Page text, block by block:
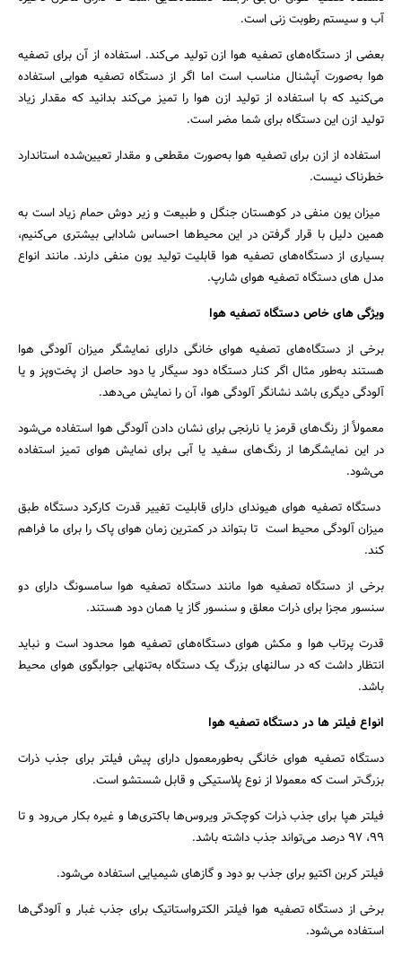
آب و سیستم رطوبت زنی است.
بعضی از دستگاه‌های تصفیه هوا ازن تولید می‌کند. استفاده از آن برای تصفیه
هوا به‌صورت آپشنال مناسب است اما اگر از دستگاه تصفیه هوایی استفاده
می‌کنید که با استفاده از تولید ازن هوا را تمیز می‌کند بدانید که مقدار زیاد
تولید ازن این دستگاه برای شما مضر است.
استفاده از ازن برای تصفیه هوا به‌صورت مقطعی و مقدار تعیین‌شده استاندارد
خطرناک نیست.
میزان یون منفی در کوهستان جنگل و طبیعت و زیر دوش حمام زیاد است به
همین دلیل با قرار گرفتن در این محیط‌ها احساس شادابی بیشتری می‌کنیم،
بسیاری از دستگاه‌های تصفیه هوا قابلیت تولید یون منفی دارند. مانند انواع
مدل های دستگاه تصفیه هوای شارپ.
ویژگی های خاص دستگاه تصفیه هوا
برخی از دستگاه‌های تصفیه هوای خانگی دارای نمایشگر میزان آلودگی هوا
هستند به‌طور مثال اگر کنار دستگاه دود سیگار یا دود حاصل از پخت‌وپز و یا
آلودگی دیگری باشد نشانگر آلودگی هوا، آن را نمایش می‌دهد.
معمولاً از رنگ‌های قرمز یا نارنجی برای نشان دادن آلودگی هوا استفاده می‌شود
در این نمایشگرها از رنگ‌های سفید یا آبی برای نمایش هوای تمیز استفاده
می‌شود.
دستگاه تصفیه هوای هیوندای دارای قابلیت تغییر قدرت کارکرد دستگاه طبق
میزان آلودگی محیط است تا بتواند در کمترین زمان هوای پاک را برای ما فراهم
کند.
برخی از دستگاه تصفیه هوا مانند دستگاه تصفیه هوا سامسونگ دارای دو
سنسور مجزا برای ذرات معلق و سنسور گاز یا همان دود هستند.
قدرت پرتاب هوا و مکش هوای دستگاه‌های تصفیه هوا محدود است و نباید
انتظار داشت که در سالنهای بزرگ یک دستگاه به‌تنهایی جوابگوی هوای محیط
باشد.
انواع فیلتر ها در دستگاه تصفیه هوا
دستگاه تصفیه هوای خانگی به‌طورمعمول دارای پیش فیلتر برای جذب ذرات
بزرگ‌تر است که معمولا از نوع پلاستیکی و قابل شستشو است.
فیلتر هپا برای جذب ذرات کوچک‌تر ویروس‌ها باکتری‌ها و غیره بکار می‌رود و تا
۹۹، ۹۷ درصد می‌تواند جذب داشته باشد.
فیلتر کربن اکتیو برای جذب بو دود و گازهای شیمیایی استفاده می‌شود.
برخی از دستگاه تصفیه هوا فیلتر الکترواستاتیک برای جذب غبار و آلودگی‌ها
استفاده می‌شود.